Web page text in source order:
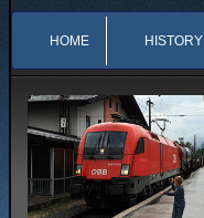
HOME HISTORY